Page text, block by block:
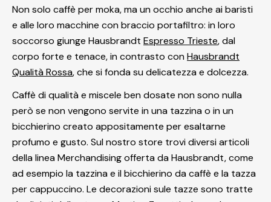
Non solo caffè per moka, ma un occhio anche ai baristi
e alle loro macchine con braccio portafiltro: in loro
soccorso giunge Hausbrandt Espresso Trieste, dal
corpo forte e tenace, in contrasto conHausbrandt
Qualità Rossa, che si fonda su delicatezza e dolcezza.
Caffè di qualità e miscele ben dosate non sono nulla
però se non vengono servite in una tazzina o in un
bicchierino creato appositamente per esaltarne
profumo e gusto. Sul nostro store trovi diversi articoli
della linea Merchandising offerta da Hausbrandt, come
ad esempio la tazzina e il bicchierino da caffè e la tazza
per cappuccino. Le decorazioni sule tazze sono tratte